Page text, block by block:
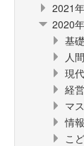
2021
2020
基
人
現
経
マ
情
こ